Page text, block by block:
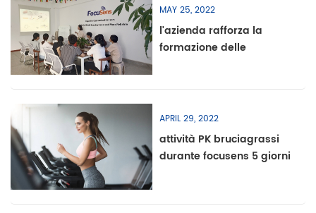
MAY 25, 2022
l'azienda rafforza la
formazione delle
APRIL 29, 2022
attività PK bruciagrassi
durante focusens 5 giorni